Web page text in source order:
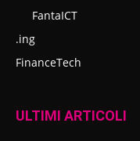
FantaICT
.ing
FinanceTech
ULTIMI ARTICOLI